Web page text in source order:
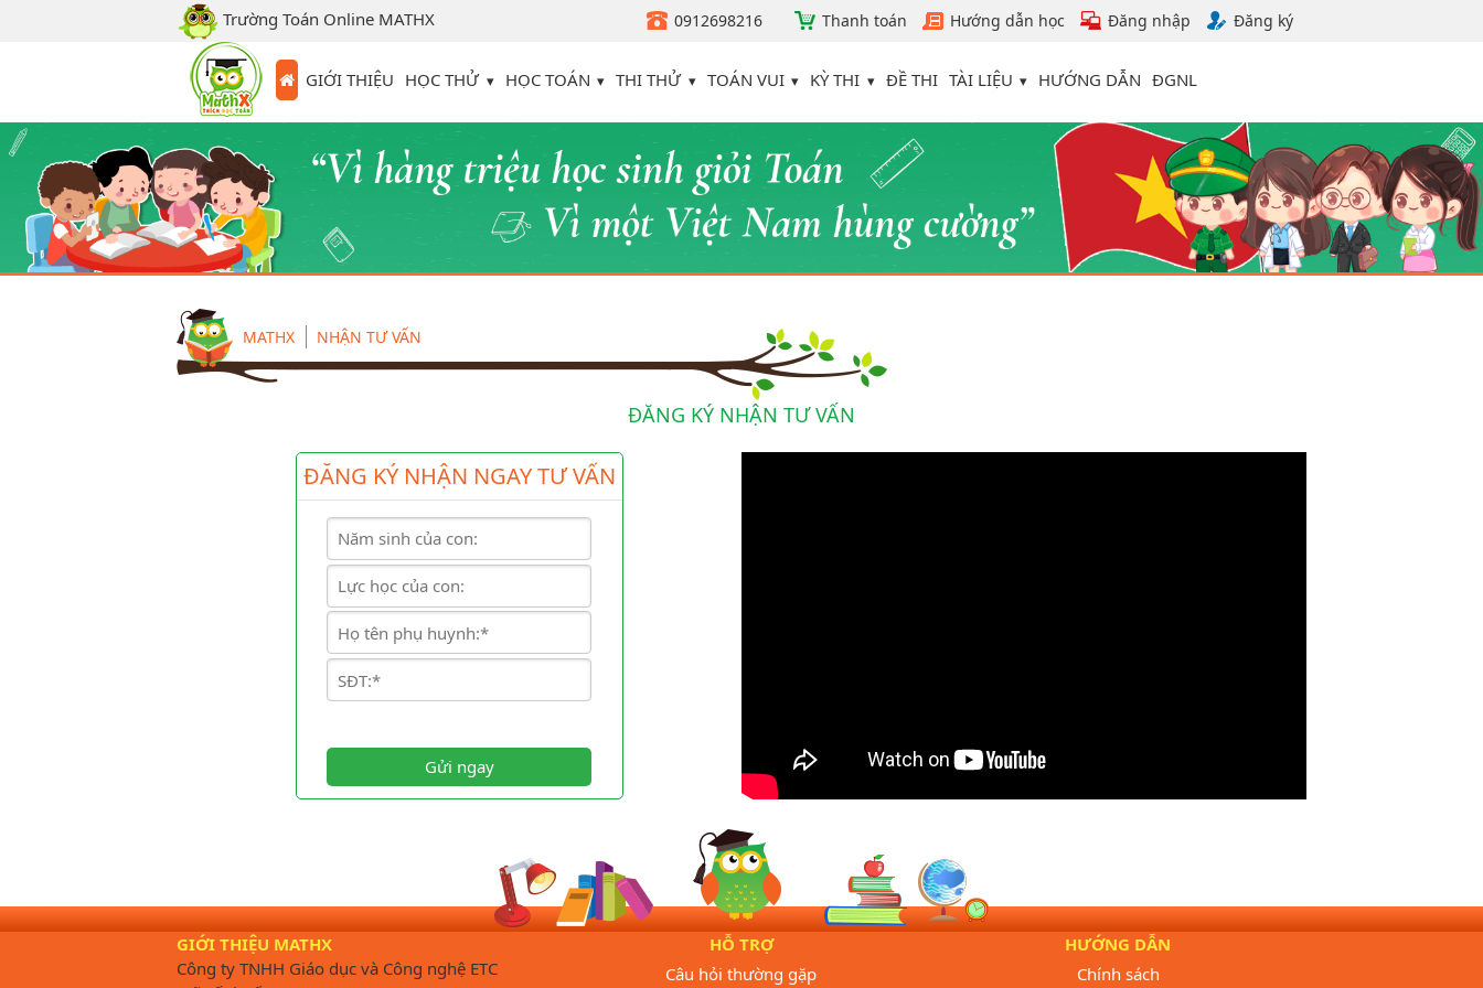
Trường Toán Online MATHX 0912698216 Thanh toán Hướng dẫn học Đăng nhập Đăng ký
GIỚI THIỆU HỌC THỬ HỌC TOÁN THI THỬ TOÁN VUI KỲ THI ĐỀ THI TÀI LIỆU HƯỚNG DẪN ĐGNL
MATHX NHẬN TƯ VẤN
ĐĂNG KÝ NHẬN TƯ VẤN
ĐĂNG KÝ NHẬN NGAY TƯ VẤN
Gửi ngay
GIỚI THIỆU MATHX
Công ty TNHH Giáo dục và Công nghệ ETC
HỖ TRỢ
Câu hỏi thường gặp
HƯỚNG DẪN
Chính sách